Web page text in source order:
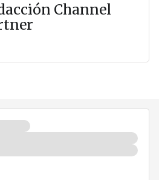
Channel